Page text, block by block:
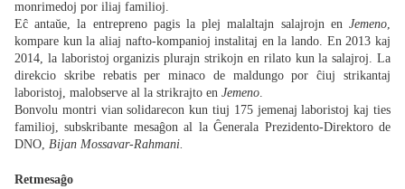
monrimedoj por iliaj familioj.
Eĉ antaŭe, la entrepreno pagis la plej malaltajn salajrojn en Jemeno,
kompare kun la aliaj nafto-kompanioj instalitaj en la lando. En 2013 kaj
2014, la laboristoj organizis plurajn strikojn en rilato kun la salajroj. La
direkcio skribe rebatis per minaco de maldungo por ĉiuj strikantaj
laboristoj, malobserve al la strikrajto en Jemeno.
Bonvolu montri vian solidarecon kun tiuj 175 jemenaj laboristoj kaj ties
familioj, subskribante mesaĝon al la Ĝenerala Prezidento-Direktoro de
DNO, Bijan Mossavar-Rahmani.
Retmesaĝo